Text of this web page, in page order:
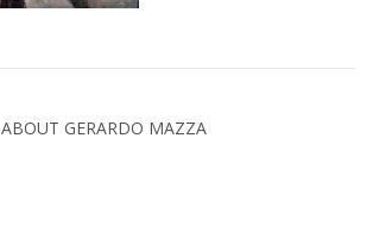
ABOUT GERARDO MAZZA